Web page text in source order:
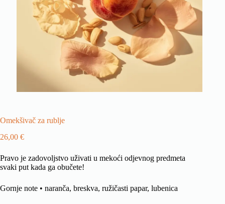
Omekšivač za rublje
26,00 €
Pravo je zadovoljstvo uživati ​​u mekoći odjevnog predmeta
svaki put kada ga obučete!
Gornje note • naranča, breskva, ružičasti papar, lubenica